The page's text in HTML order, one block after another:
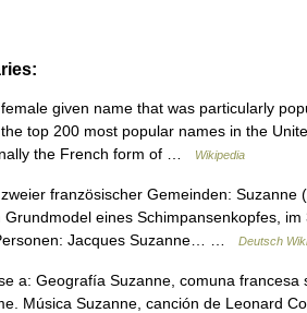
given name that was particularly
top 200 most popular names in the
the French form of …
Wikipedia
französischer Gemeinden: Suzanne
eines Schimpansenkopfes,
Jacques Suzanne… …
Deutsch
a: Geografía Suzanne, comuna francesa
Música Suzanne, canción de Leonard